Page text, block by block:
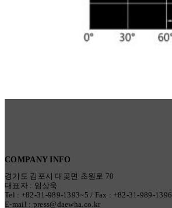
COMPANY INFO
경기도 김포시 대곶면 초원로 70
대표자 : 임상욱
Tel : +82-31-989-1393~5 / Fax : +82-31-989-1396
E-mail : press@daewha.co.kr